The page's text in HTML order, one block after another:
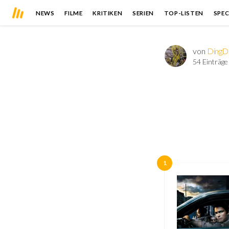
NEWS FILME KRITIKEN SERIEN TOP-LISTEN
von
54 Einträge
1